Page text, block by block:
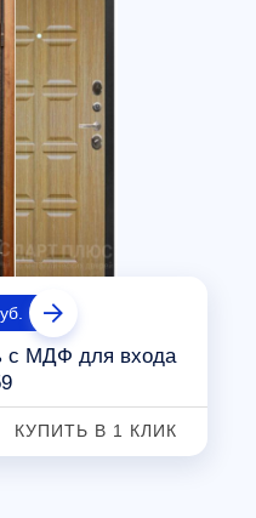
с МДФ для входа
КУПИТЬ В 1 КЛИК